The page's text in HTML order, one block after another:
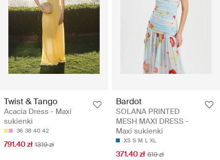
Twist & Tango
Acacia Dress - Maxi
sukienki
36 38 40 42
791.40 zł 1319 zł
Bardot
SOLANA PRINTED
MESH MAXI DRESS -
Maxi sukienki
XS S M L XL
371.40 zł 619 zł